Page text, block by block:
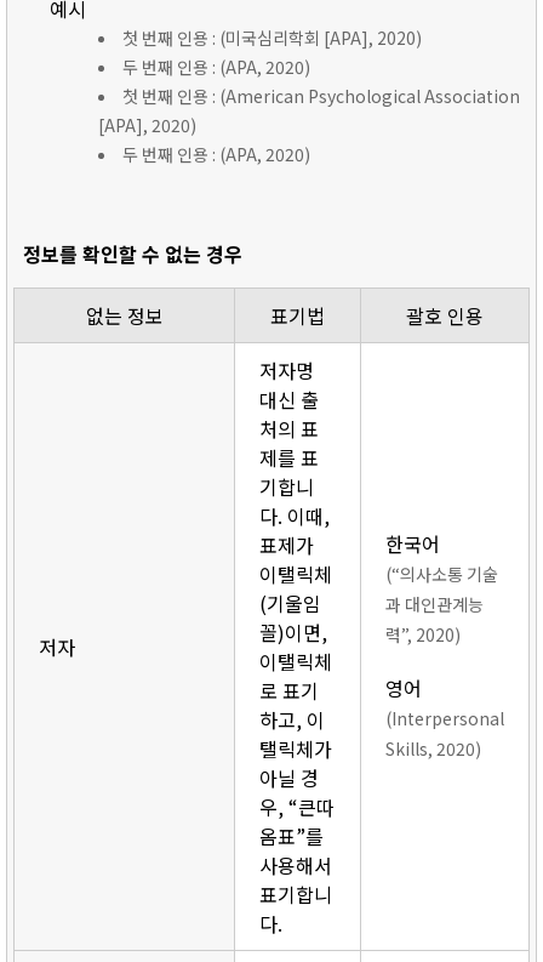
예시
첫 번째 인용 : (미국심리학회 [APA], 2020)
두 번째 인용 : (APA, 2020)
첫 번째 인용 : (American Psychological Association
[APA], 2020)
두 번째 인용 : (APA, 2020)
정보를 확인할 수 없는 경우
없는 정보 표기법 괄호 인용
저자
저자명
대신 출
처의 표
제를 표
기합니
다. 이때,
표제가
이탤릭체
(기울임
꼴)이면,
이탤릭체
로 표기
하고, 이
탤릭체가
아닐 경
우, “큰따
옴표”를
사용해서
표기합니
다.
한국어
(“의사소통 기술
과 대인관계능
력”, 2020)
영어
(Interpersonal
Skills, 2020)